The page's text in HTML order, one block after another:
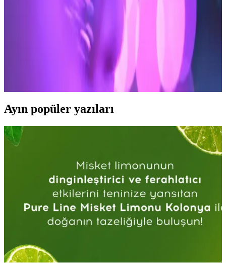
2025'te Isparta'da lazer epilasyonun sırlarını keşfedin, güvenilir
merkezlerle tanışın. Doğru seçimi yapmak için hemen inceleyin!
2025'te Veet Tüy Dökücü Krem ile Tüy Alma
Alışkanlığınızı Değiştirin
Veet tüy dökücü kremle zahmetsiz tüy alma ve uzun süreli incelme
avantajını keşfedin. Detayları öğrenin, hemen deneyin!
Ayın popüler yazıları